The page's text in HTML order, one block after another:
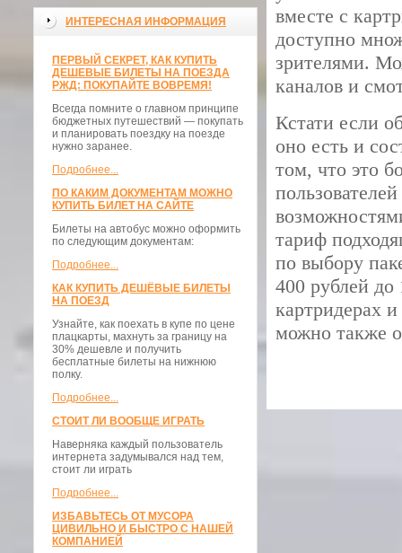
ИНТЕРЕСНАЯ ИНФОРМАЦИЯ
ПЕРВЫЙ СЕКРЕТ, КАК КУПИТЬ
ДЕШЕВЫЕ БИЛЕТЫ НА ПОЕЗДА
РЖД: ПОКУПАЙТЕ ВОВРЕМЯ!
Всегда помните о главном принципе
бюджетных путешествий — покупать
и планировать поездку на поезде
нужно заранее.
Подробнее...
ПО КАКИМ ДОКУМЕНТАМ МОЖНО
КУПИТЬ БИЛЕТ НА САЙТЕ
Билеты на автобус можно оформить
по следующим документам:
Подробнее...
КАК КУПИТЬ ДЕШЁВЫЕ БИЛЕТЫ
НА ПОЕЗД
Узнайте, как поехать в купе по цене
плацкарты, махнуть за границу на
30% дешевле и получить
бесплатные билеты на нижнюю
полку.
Подробнее...
СТОИТ ЛИ ВООБЩЕ ИГРАТЬ
Наверняка каждый пользователь
интернета задумывался над тем,
стоит ли играть
Подробнее...
ИЗБАВЬТЕСЬ ОТ МУСОРА
ЦИВИЛЬНО И БЫСТРО С НАШЕЙ
КОМПАНИЕЙ
вместе с
доступно
зрителями.
каналов и
Кстати если
оно есть и
том, что это
тариф
по выбору
400 рублей
картридерах
можно также